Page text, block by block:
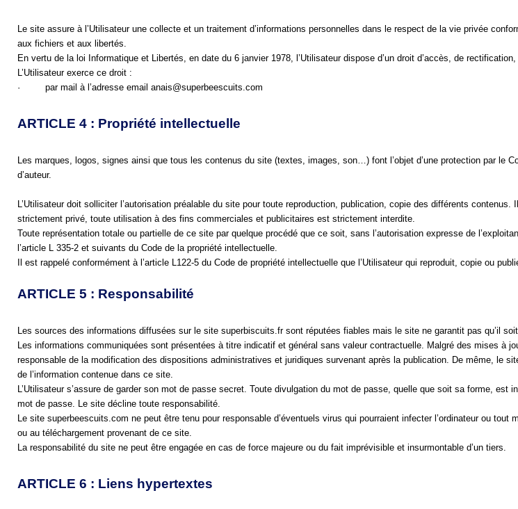
Le site assure à l’Utilisateur une collecte et un traitement d’informations personnelles dans le respect de la vie privée
aux fichiers et aux libertés.
En vertu de la loi Informatique et Libertés, en date du 6 janvier 1978, l’Utilisateur dispose d’un droit d’accès, de
L’Utilisateur exerce ce droit :
·         par mail à l’adresse email anais@superbeescuits.com
ARTICLE 4 : Propriété intellectuelle
Les marques, logos, signes ainsi que tous les contenus du site (textes, images, son…) font l’objet d’une protection par le
d’auteur.
L’Utilisateur doit solliciter l’autorisation préalable du site pour toute reproduction, publication, copie des différents
strictement privé, toute utilisation à des fins commerciales et publicitaires est strictement interdite.
Toute représentation totale ou partielle de ce site par quelque procédé que ce soit, sans l’autorisation expresse de
l’article L 335-2 et suivants du Code de la propriété intellectuelle.
Il est rappelé conformément à l’article L122-5 du Code de propriété intellectuelle que l’Utilisateur qui reproduit, copie ou
ARTICLE 5 : Responsabilité
Les sources des informations diffusées sur le site superbiscuits.fr sont réputées fiables mais le site ne garantit pas qu’il
Les informations communiquées sont présentées à titre indicatif et général sans valeur contractuelle. Malgré des mises à
responsable de la modification des dispositions administratives et juridiques survenant après la publication. De même, le
de l’information contenue dans ce site.
L’Utilisateur s’assure de garder son mot de passe secret. Toute divulgation du mot de passe, quelle que soit sa forme,
mot de passe. Le site décline toute responsabilité.
Le site superbeescuits.com ne peut être tenu pour responsable d’éventuels virus qui pourraient infecter l’ordinateur ou
ou au téléchargement provenant de ce site.
La responsabilité du site ne peut être engagée en cas de force majeure ou du fait imprévisible et insurmontable d’un tiers.
ARTICLE 6 : Liens hypertextes